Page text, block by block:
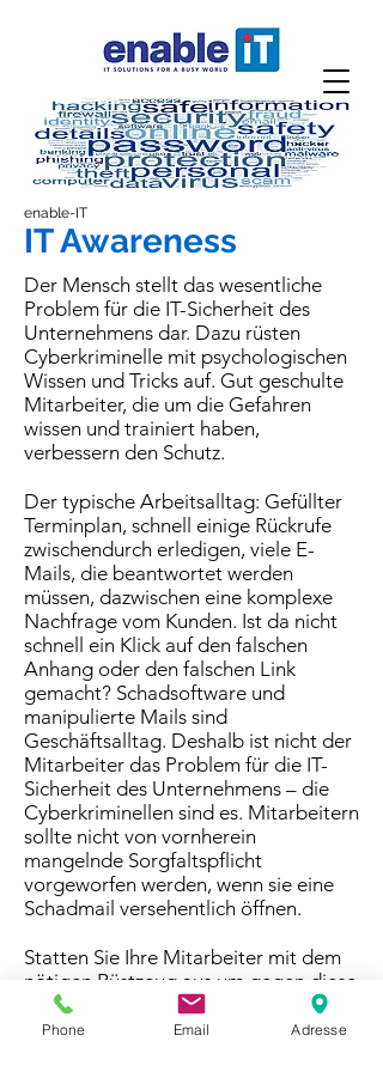
enable-IT
IT Awareness
Der Mensch stellt das wesentliche
Problem für die IT-Sicherheit des
Unternehmens dar. Dazu rüsten
Cyberkriminelle mit psychologischen
Wissen und Tricks auf. Gut geschulte
Mitarbeiter, die um die Gefahren
wissen und trainiert haben,
verbessern den Schutz.
Der typische Arbeitsalltag: Gefüllter
Terminplan, schnell einige Rückrufe
zwischendurch erledigen, viele E-
Mails, die beantwortet werden
müssen, dazwischen eine komplexe
Nachfrage vom Kunden. Ist da nicht
schnell ein Klick auf den falschen
Anhang oder den falschen Link
gemacht? Schadsoftware und
manipulierte Mails sind
Geschäftsalltag. Deshalb ist nicht der
Mitarbeiter das Problem für die IT-
Sicherheit des Unternehmens – die
Cyberkriminellen sind es. Mitarbeitern
sollte nicht von vornherein
mangelnde Sorgfaltspflicht
vorgeworfen werden, wenn sie eine
Schadmail versehentlich öffnen.
Statten Sie Ihre Mitarbeiter mit dem
nötigen Rüstzeug aus um gegen diese
täglich neuen Gefahren bestehen zu
können.
Phone Email Adresse